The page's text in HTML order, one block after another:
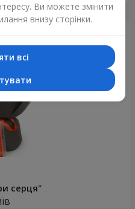
серця"
Ви можете змінити
внизу сторінки.
всі